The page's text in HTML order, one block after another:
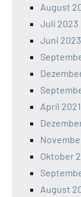
August
Juli 2023
Juni 2023
April 2021
Oktober
August